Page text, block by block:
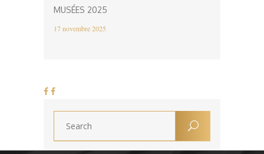
MUSÉES 2025
17 novembre 2025